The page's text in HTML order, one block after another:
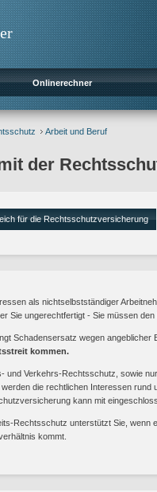
Onlinerechner
Arbeit und Beruf
der
für die Rechtsschutzversicherung
als nichtselbstständiger
Sie ungerechtfertigt - Sie müssen
Schadensersatz wegen angeblicher
kommen.
und Verkehrs-Rechtsschutz, sowie
die rechtlichen Interessen rund
kann mit
Rechtsschutz unterstützt Sie, wenn
kommt.